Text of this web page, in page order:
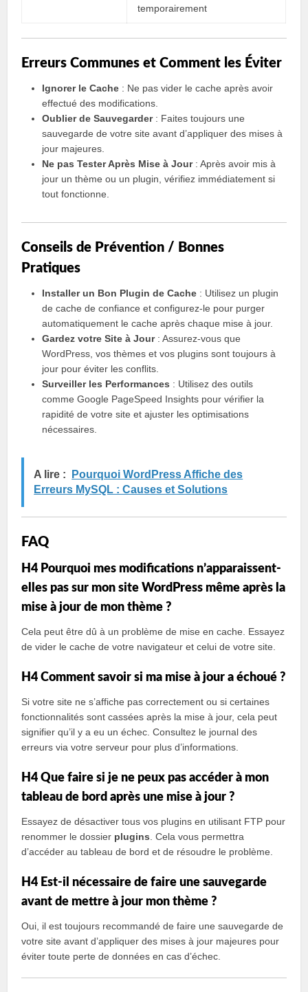
temporairement
Erreurs Communes et Comment les Éviter
Ignorer le Cache : Ne pas vider le cache après avoir
effectué des modifications.
Oublier de Sauvegarder: Faites toujours une
sauvegarde de votre site avant d’appliquer des mises à
jour majeures.
Ne pas Tester Après Mise à Jour: Après avoir mis à
jour un thème ou un plugin, vérifiez immédiatement si
tout fonctionne.
Conseils de Prévention / Bonnes
Pratiques
Installer un Bon Plugin de Cache : Utilisez un plugin
de cache de confiance et configurez-le pour purger
automatiquement le cache après chaque mise à jour.
Gardez votre Site à Jour: Assurez-vous que
WordPress, vos thèmes et vos plugins sont toujours à
jour pour éviter les conflits.
Surveiller les Performances : Utilisez des outils
comme Google PageSpeed Insights pour vérifier la
rapidité de votre site et ajuster les optimisations
nécessaires.
A lire :
Pourquoi WordPress Affiche des
Erreurs MySQL : Causes et Solutions
FAQ
H4 Pourquoi mes modifications n’apparaissent-
elles pas sur mon site WordPress même après la
mise à jour de mon thème ?
Cela peut être dû à un problème de mise en cache. Essayez
de vider le cache de votre navigateur et celui de votre site.
H4 Comment savoir si ma mise à jour a échoué ?
Si votre site ne s’affiche pas correctement ou si certaines
fonctionnalités sont cassées après la mise à jour, cela peut
signifier qu’il y a eu un échec. Consultez le journal des
erreurs via votre serveur pour plus d’informations.
H4 Que faire si je ne peux pas accéder à mon
tableau de bord après une mise à jour ?
Essayez de désactiver tous vos plugins en utilisant FTP pour
renommer le dossier plugins . Cela vous permettra
d’accéder au tableau de bord et de résoudre le problème.
H4 Est-il nécessaire de faire une sauvegarde
avant de mettre à jour mon thème ?
Oui, il est toujours recommandé de faire une sauvegarde de
votre site avant d’appliquer des mises à jour majeures pour
éviter toute perte de données en cas d’échec.